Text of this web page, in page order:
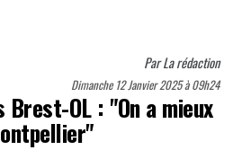
ParLa rédaction
Dimanche 12 Janvier 2025 à 09h24
OL : "On a mieux